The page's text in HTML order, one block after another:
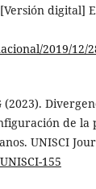
digital]
2019/12/
(2023).
de
UNISCI
155